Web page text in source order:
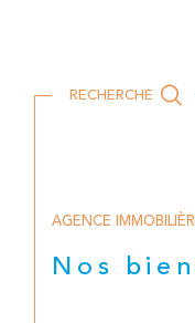
RECHERCHE
AGENCE
Nos